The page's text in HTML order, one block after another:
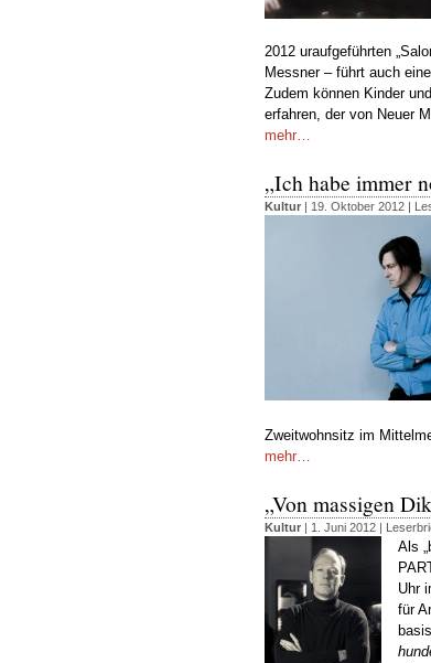
2012 uraufgeführten
Messner – führt auch
Zudem können Kinder
erfahren, der von Neuer
mehr…
„Ich habe immer
Kultur | 19. Oktober 2012 |
Zweitwohnsitz im
mehr…
„Von massigen
Kultur | 1. Juni 2012 |
Als
Uhr
für